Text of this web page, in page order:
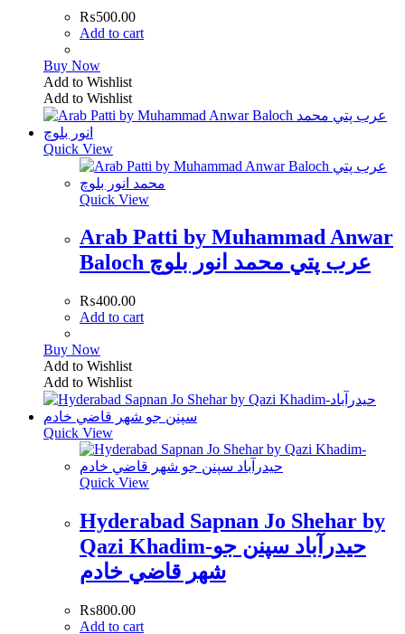
₨500.00
Add to cart
Buy Now
Add to Wishlist
Add to Wishlist
Quick View
Quick View
Arab Patti by Muhammad Anwar
Baloch عرب پتي محمد انور بلوچ
₨400.00
Add to cart
Buy Now
Add to Wishlist
Add to Wishlist
Quick View
Quick View
Hyderabad Sapnan Jo Shehar by
Qazi Khadim-حيدرآباد سپنن جو
شھر قاضي خادم
₨800.00
Add to cart